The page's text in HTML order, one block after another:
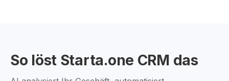
So löst Starta.one CRM das